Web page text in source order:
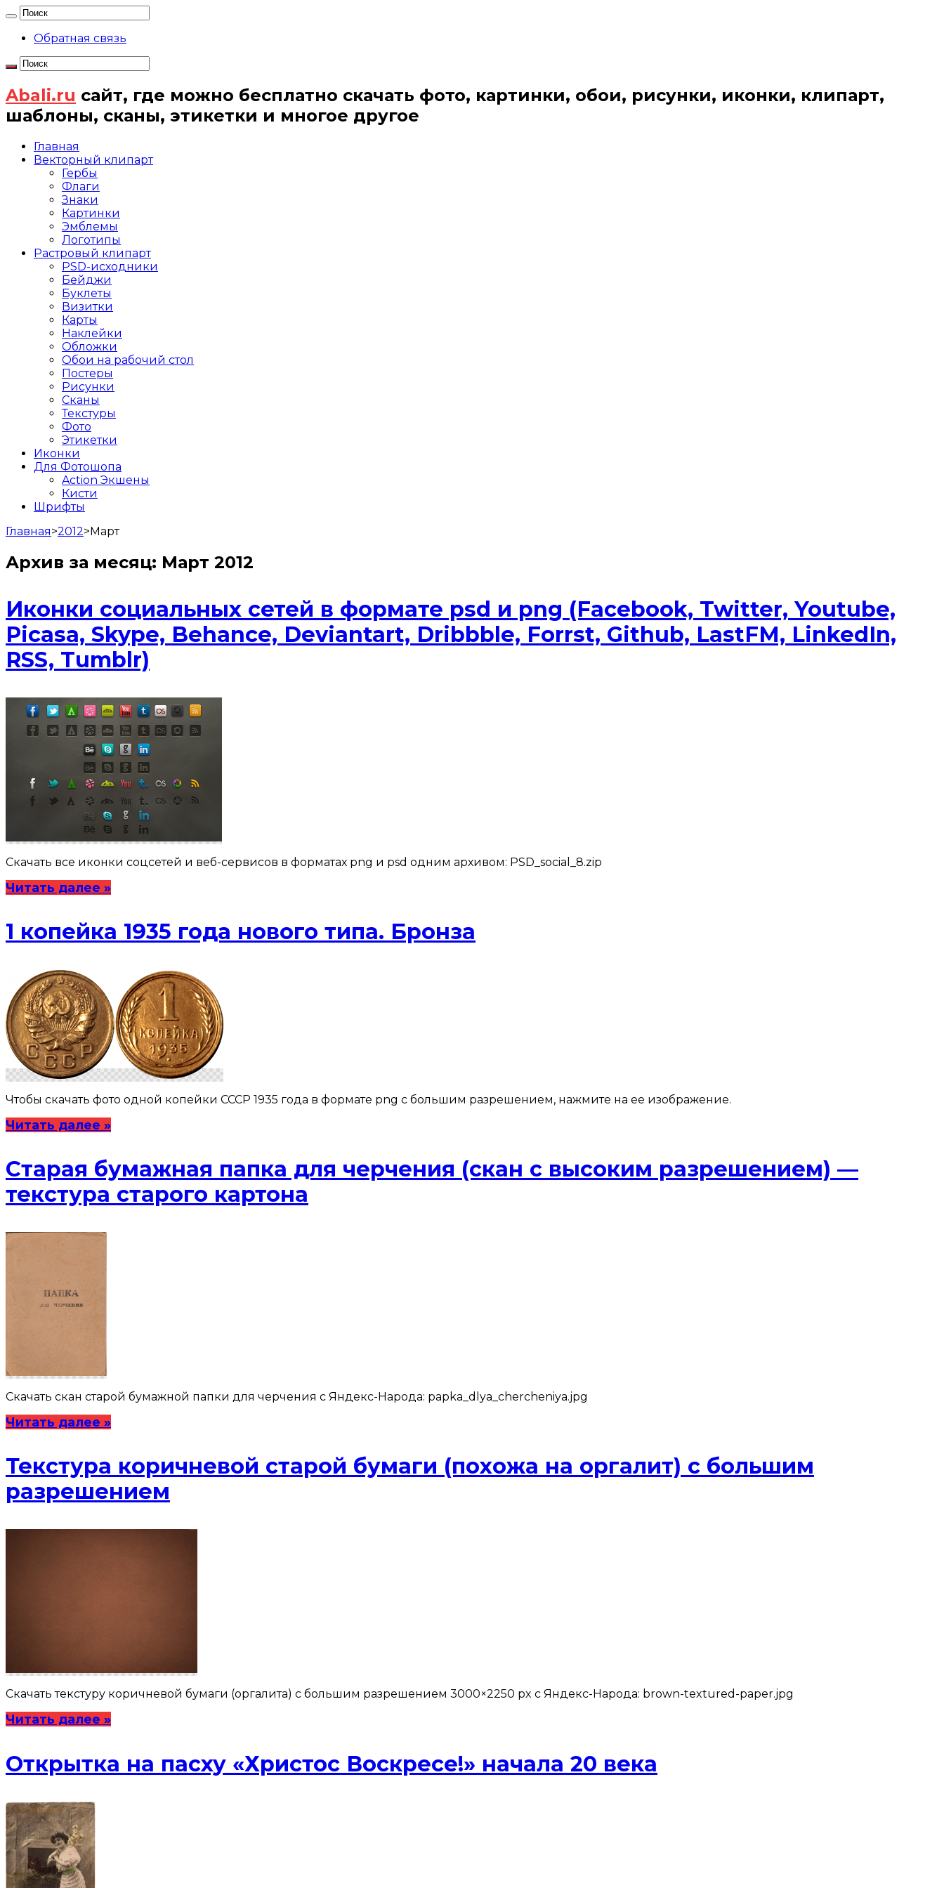
Обратная связь
Abali.ru сайт, где можно бесплатно скачать фото, картинки, обои, рисунки, иконки, клипарт,
шаблоны, сканы, этикетки и многое другое
Главная
Векторный клипарт
Гербы
Флаги
Знаки
Картинки
Эмблемы
Логотипы
Растровый клипарт
PSD-исходники
Бейджи
Буклеты
Визитки
Карты
Наклейки
Обложки
Обои на рабочий стол
Постеры
Рисунки
Сканы
Текстуры
Фото
Этикетки
Иконки
Для Фотошопа
Action Экшены
Кисти
Шрифты
Главная>2012>Март
Архив за месяц: Март 2012
Иконки социальных сетей в формате psd и png (Facebook, Twitter, Youtube,
Picasa, Skype, Behance, Deviantart, Dribbble, Forrst, Github, LastFM, LinkedIn,
RSS, Tumblr)
Скачать все иконки соцсетей и веб-сервисов в форматах png и psd одним архивом: PSD_social_8.zip
Читать далее »
1 копейка 1935 года нового типа. Бронза
Чтобы скачать фото одной копейки СССР 1935 года в формате png с большим разрешением, нажмите на ее изображение.
Читать далее »
Старая бумажная папка для черчения (скан с высоким разрешением) —
текстура старого картона
Скачать скан старой бумажной папки для черчения с Яндекс-Народа: papka_dlya_chercheniya.jpg
Читать далее »
Текстура коричневой старой бумаги (похожа на оргалит) с большим
разрешением
Скачать текстуру коричневой бумаги (оргалита) с большим разрешением 3000×2250 px с Яндекс-Народа: brown-textured-paper.jpg
Читать далее »
Открытка на пасху «Христос Воскресе!» начала 20 века